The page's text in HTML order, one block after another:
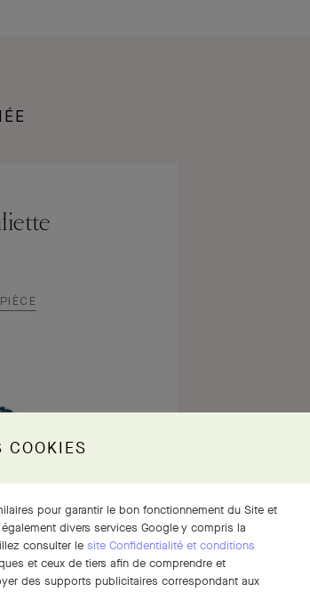
COOKIES
pour garantir le bon fonctionnement du Site et
divers services Google y compris la
consulter le site Confidentialité et conditions
et ceux de tiers afin de comprendre et
des supports publicitaires correspondant aux